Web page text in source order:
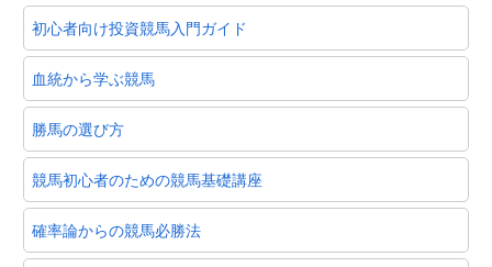
初心者向け投資競馬入門ガイド
血統から学ぶ競馬
勝馬の選び方
競馬初心者のための競馬基礎講座
確率論からの競馬必勝法